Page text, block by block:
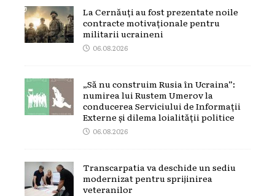
La Cernăuți au fost prezentate noile
contracte motivaționale pentru
militarii ucraineni
06.08.2026
„Să nu construim Rusia în Ucraina”:
numirea lui Rustem Umerov la
conducerea Serviciului de Informații
Externe și dilema loialității politice
06.08.2026
Transcarpatia va deschide un sediu
modernizat pentru sprijinirea
veteranilor